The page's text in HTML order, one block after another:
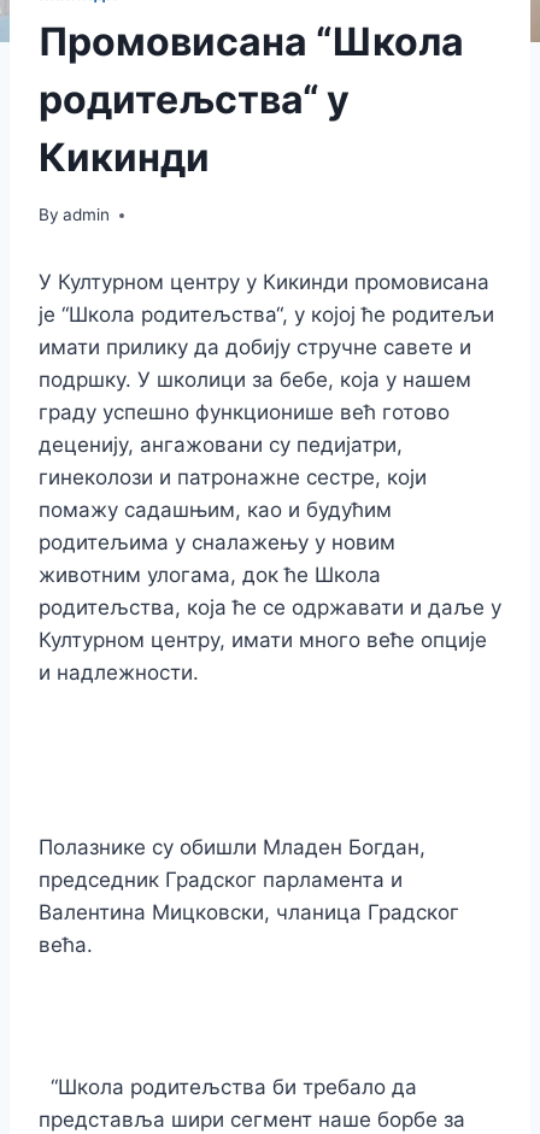
Промовисана “Школа
родитељства“ у
Кикинди
By admin
У Културном центру у Кикинди промовисана
је “Школа родитељства“, у којој ће родитељи
имати прилику да добију стручне савете и
подршку. У школици за бебе, која у нашем
граду успешно функционише већ готово
деценију, ангажовани су педијатри,
гинеколози и патронажне сестре, који
помажу садашњим, као и будућим
родитељима у сналажењу у новим
животним улогама, док ће Школа
родитељства, која ће се одржавати и даље у
Културном центру, имати много веће опције
и надлежности.
Полазнике су обишли Младен Богдан,
председник Градског парламента и
Валентина Мицковски, чланица Градског
већа.
“Школа родитељства би требало да
представља шири сегмент наше борбе за